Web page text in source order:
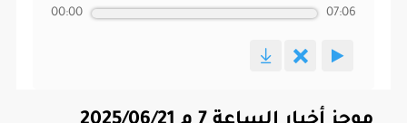
00:00 07:06